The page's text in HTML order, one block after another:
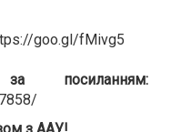
goo.gl/fMivg5
посиланням: